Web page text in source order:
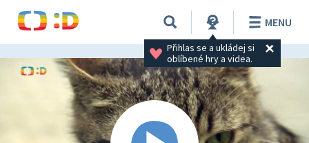
Přihlas se a ukládej si
oblíbené hry a videa.
MENU